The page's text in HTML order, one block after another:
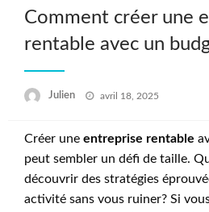
Comment créer une
rentable avec un
Julien
Posted
avril 18, 2025
Créer une entreprise rentable
peut sembler un défi de taille.
découvrir des stratégies
activité sans vous ruiner? Si